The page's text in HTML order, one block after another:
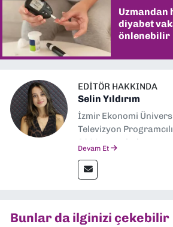
Uzmandan
diyabet
önlenebilir
EDITÖR HAKKINDA
Selin Yıldırım
İzmir Ekonomi
Televizyon
2024 senesinde
editörlük görevini de
Devam Et
Bunlar da ilginizi çekebilir